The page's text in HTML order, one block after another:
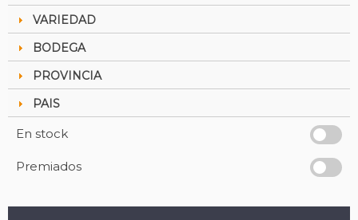
VARIEDAD
BODEGA
PROVINCIA
PAIS
En stock
Premiados